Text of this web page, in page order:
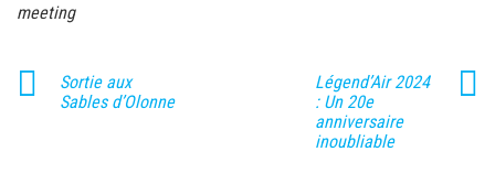
meeting
Sortie aux
Sables d’Olonne
Légend’Air 2024
: Un 20e
anniversaire
inoubliable